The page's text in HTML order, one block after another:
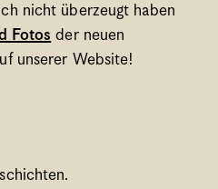
nicht überzeugt haben
Fotos der neuen
unserer Website!